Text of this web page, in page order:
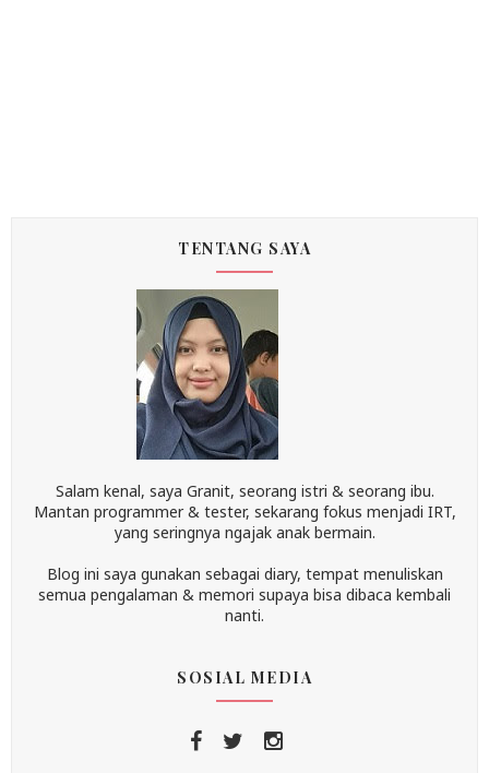
TENTANG SAYA
Salam kenal, saya Granit, seorang istri & seorang ibu.
Mantan programmer & tester, sekarang fokus menjadi IRT,
yang seringnya ngajak anak bermain.
Blog ini saya gunakan sebagai diary, tempat menuliskan
semua pengalaman & memori supaya bisa dibaca kembali
nanti.
SOSIAL MEDIA